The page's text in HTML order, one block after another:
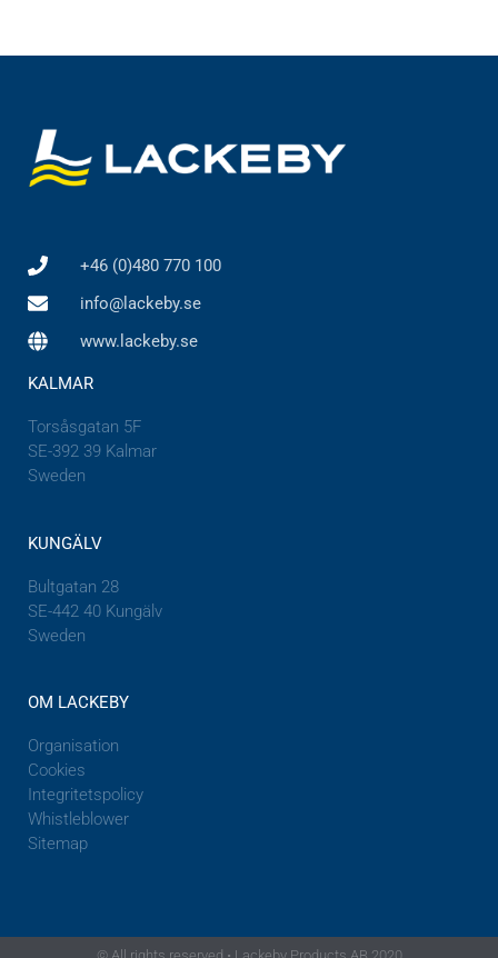
+46 (0)480 770 100
info@lackeby.se
www.lackeby.se
KALMAR
Torsåsgatan 5F
SE-392 39 Kalmar
Sweden
KUNGÄLV
Bultgatan 28
SE-442 40 Kungälv
Sweden
OM LACKEBY
Organisation
Cookies
Integritetspolicy
Whistleblower
Sitemap